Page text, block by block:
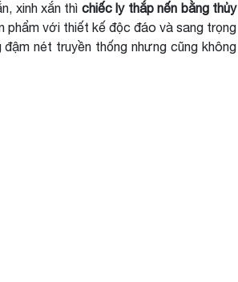
xinh xắn thì chiếc ly thắp nến bằng thủy
với thiết kế độc đáo và sang trọng
nét truyền thống nhưng cũng không